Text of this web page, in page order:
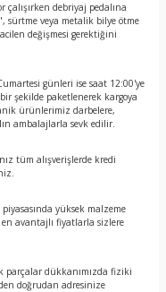
çalışırken debriyaj pedalına
sürtme veya metalik bilye ötme
değişmesi gerektiğini
günleri ise saat 12:00'ye
şekilde paketlenerek kargoya
ürünlerimiz darbelere,
ambalajlarla sevk edilir.
tüm alışverişlerde kredi
yüksek malzeme
avantajlı fiyatlarla sizlere
parçalar dükkanımızda fiziki
doğrudan adresinize